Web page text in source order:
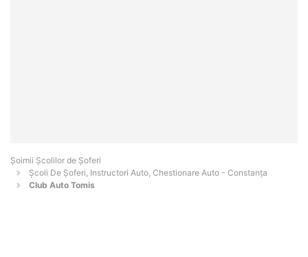
Şoimii Școlilor de Șoferi
Școli De Șoferi, Instructori Auto, Chestionare Auto - Constanţa
Club Auto Tomis